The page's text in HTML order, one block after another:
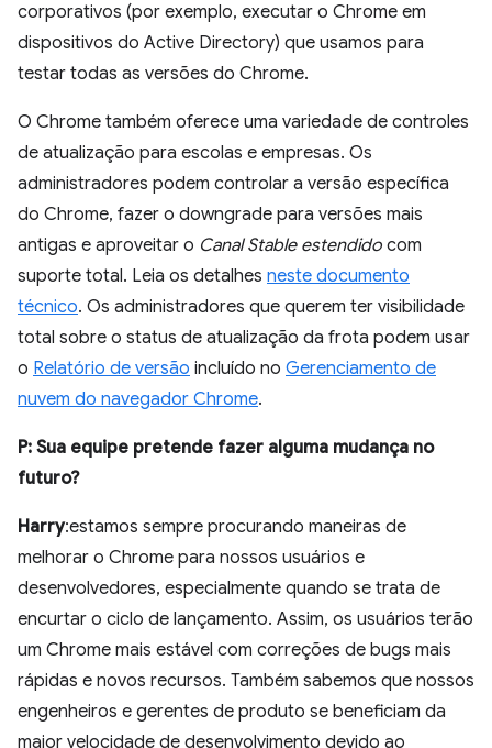
corporativos (por exemplo, executar o Chrome em
dispositivos do Active Directory) que usamos para
testar todas as versões do Chrome.
O Chrome também oferece uma variedade de controles
de atualização para escolas e empresas. Os
administradores podem controlar a versão específica
do Chrome, fazer o downgrade para versões mais
antigas e aproveitar o Canal Stable estendido com
suporte total. Leia os detalhes neste documento
técnico. Os administradores que querem ter visibilidade
total sobre o status de atualização da frota podem usar
o Relatório de versão incluído no Gerenciamento de
nuvem do navegador Chrome.
P: Sua equipe pretende fazer alguma mudança no
futuro?
Harry:estamos sempre procurando maneiras de
melhorar o Chrome para nossos usuários e
desenvolvedores, especialmente quando se trata de
encurtar o ciclo de lançamento. Assim, os usuários terão
um Chrome mais estável com correções de bugs mais
rápidas e novos recursos. Também sabemos que nossos
engenheiros e gerentes de produto se beneficiam da
maior velocidade de desenvolvimento devido ao